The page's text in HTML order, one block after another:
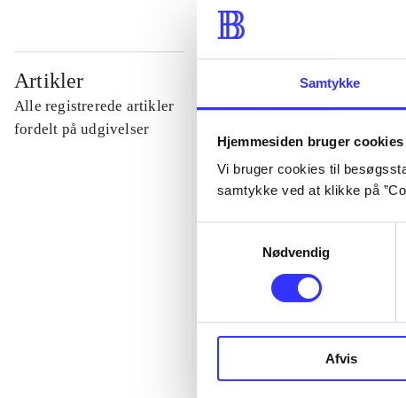
Samtykke
Hjemmesiden bruger cookies
Vi bruger cookies til
samtykke ved at klikke på
Nødvendig
Afvis
Artikler
Alle registrerede artikler
fordelt på udgivelser
...
...